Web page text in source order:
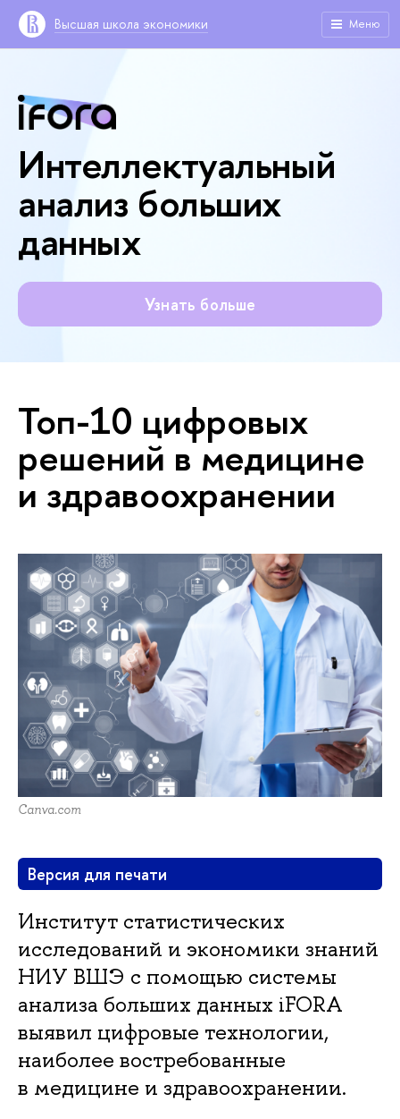
Высшая школа экономики Меню
Интеллектуальный
анализ больших
данных
Узнать больше
Топ-10 цифровых
решений в медицине
и здравоохранении
Canva.com
Версия для печати
Институт статистических
исследований и экономики знаний
НИУ ВШЭ с помощью системы
анализа больших данных iFORA
выявил цифровые технологии,
наиболее востребованные
в медицине и здравоохранении.